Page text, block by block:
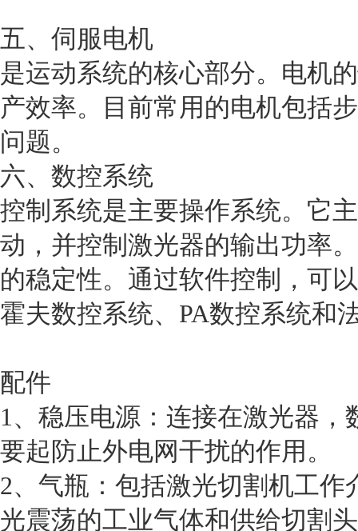
五、伺服电机
是运动系统的核心部分。电机
产效率。目前常用的电机包括
问题。
六、数控系统
控制系统是主要操作系统。它
动，并控制激光器的输出功率
的稳定性。通过软件控制，可
霍夫数控系统、PA数控系统和
配件
1、稳压电源：连接在激光器
要起防止外电网干扰的作用。
2、气瓶：包括激光切割机工
光震荡的工业气体和供给切割